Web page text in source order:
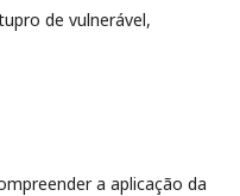
de vulnerável,
a aplicação da